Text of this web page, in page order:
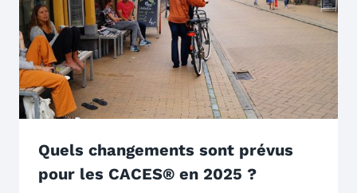
Quels changements sont prévus
pour les CACES® en 2025 ?